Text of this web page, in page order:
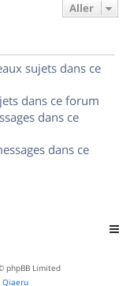
Aller
sujets dans ce
dans ce forum
dans ce
dans ce
phpBB Limited
Qiaeru